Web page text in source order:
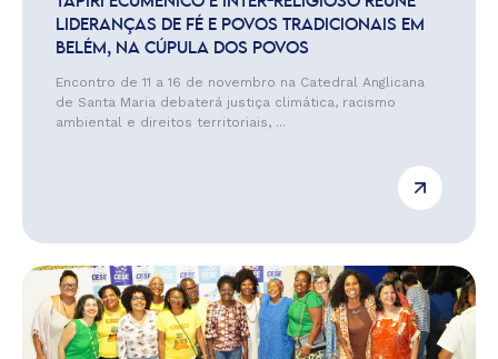
LIDERANÇAS DE FÉ E POVOS TRADICIONAIS EM
BELÉM, NA CÚPULA DOS POVOS
Encontro de 11 a 16 de novembro na Catedral Anglicana
de Santa Maria debaterá justiça climática, racismo
ambiental e direitos territoriais, ...